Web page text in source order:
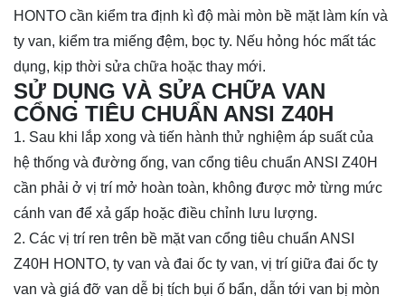
HONTO cần kiểm tra định kì độ mài mòn bề mặt làm kín và
ty van, kiểm tra miếng đệm, bọc ty. Nếu hỏng hóc mất tác
dụng, kịp thời sửa chữa hoặc thay mới.
SỬ DỤNG VÀ SỬA CHỮA VAN
CỔNG TIÊU CHUẨN ANSI Z40H
1. Sau khi lắp xong và tiến hành thử nghiệm áp suất của
hệ thống và đường ống, van cổng tiêu chuẩn ANSI Z40H
cần phải ở vị trí mở hoàn toàn, không được mở từng mức
cánh van để xả gấp hoặc điều chỉnh lưu lượng.
2. Các vị trí ren trên bề mặt van cổng tiêu chuẩn ANSI
Z40H HONTO, ty van và đai ốc ty van, vị trí giữa đai ốc ty
van và giá đỡ van dễ bị tích bụi ố bẩn, dẫn tới van bị mòn